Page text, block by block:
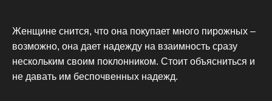
Женщине снится, что она покупает много пирожных –
возможно, она дает надежду на взаимность сразу
нескольким своим поклонником. Стоит объясниться и
не давать им беспочвенных надежд.